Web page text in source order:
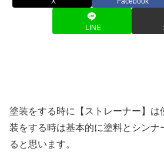
LINE
塗装をする時に【ストレーナー】は
装をする時は基本的に塗料とシンナ
ると思います。